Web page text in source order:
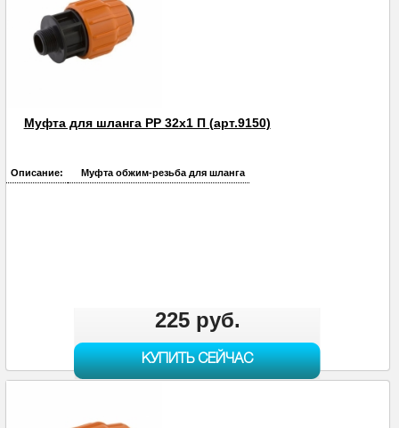
Муфта для шланга PP 32х1 П (арт.9150)
Описание: Муфта обжим-резьба для шланга
225 руб.
КУПИТЬ СЕЙЧАС